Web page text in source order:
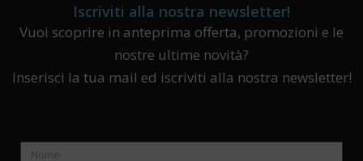
Iscriviti alla nostra newsletter!
Vuoi scoprire in anteprima offerta, promozioni e le
nostre ultime novità?
Inserisci la tua mail ed iscriviti alla nostra newsletter!